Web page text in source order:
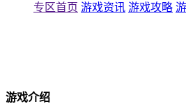
专区首页 游戏资讯 游戏攻略
游戏介绍